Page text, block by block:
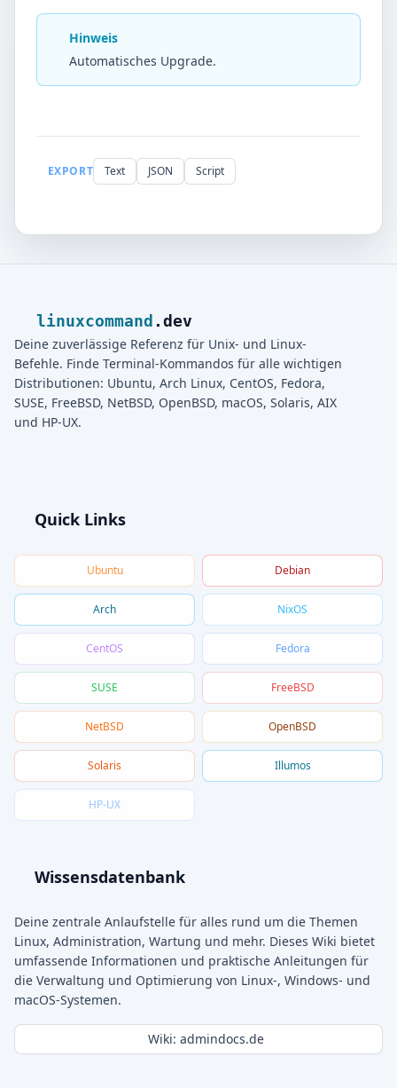
Hinweis
Automatisches Upgrade.
EXPORT Text JSON Script
linuxcommand .dev
Deine zuverlässige Referenz für Unix- und Linux-
Befehle. Finde Terminal-Kommandos für alle wichtigen
Distributionen: Ubuntu, Arch Linux, CentOS, Fedora,
SUSE, FreeBSD, NetBSD, OpenBSD, macOS, Solaris, AIX
und HP-UX.
Quick Links
Ubuntu Debian
Arch NixOS
CentOS Fedora
SUSE FreeBSD
NetBSD OpenBSD
Solaris Illumos
HP-UX
Wissensdatenbank
Deine zentrale Anlaufstelle für alles rund um die Themen
Linux, Administration, Wartung und mehr. Dieses Wiki bietet
umfassende Informationen und praktische Anleitungen für
die Verwaltung und Optimierung von Linux-, Windows- und
macOS-Systemen.
Wiki: admindocs.de